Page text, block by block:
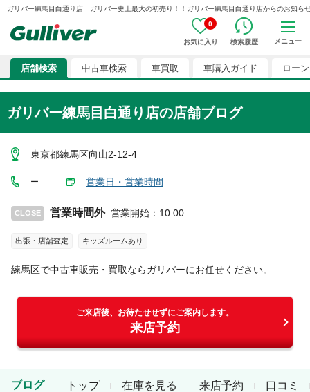
ガリバー練馬目白通り店 ガリバー史上最大の初売り！！ガリバー練馬目白通り店からのお知
0
お気に入り 検索履歴 メニュー
店舗検索 中古車検索 車買取 車購入ガイド ローン
ガリバー練馬目白通り店の店舗ブログ
東京都練馬区向山2-12-4
ー 営業日・営業時間
CLOSE 営業時間外 営業開始 ： 10:00
出張・店舗査定 キッズルームあり
練馬区で中古車販売・買取ならガリバーにお任せください。
ご来店後、お待たせせずにご案内します。
来店予約
トップ 在庫を見る 来店予約 口コミ
ブログ